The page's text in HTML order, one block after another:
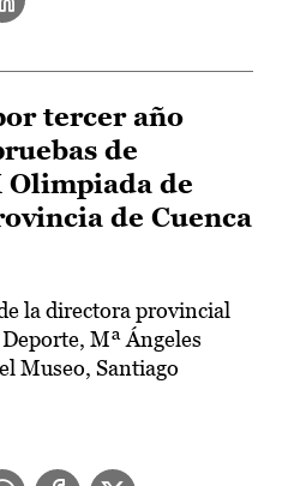
tercer año
de
Olimpiada de
de Cuenca
la directora provincial
Mª Ángeles
Museo, Santiago